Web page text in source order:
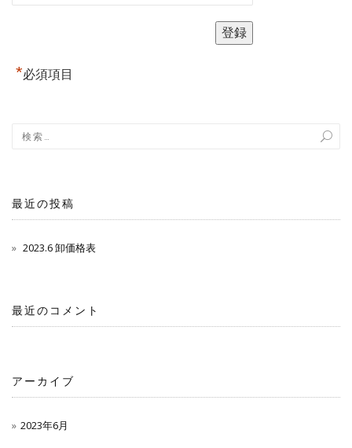
*必須項目
最近の投稿
2023.6 卸価格表
最近のコメント
アーカイブ
2023年6月